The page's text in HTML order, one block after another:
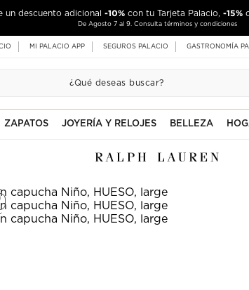
un descuento adicional -10% con tu Tarjeta Palacio, -15%
De Agosto 7 al 9. Consulta términos y condiciones
MI PALACIO APP SEGUROS PALACIO GASTRONOMÍA
ZAPATOS JOYERÍA Y RELOJES BELLEZA